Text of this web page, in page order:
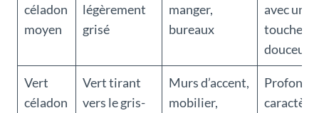
céladon
moyen
légèrement
grisé
manger,
bureaux
avec une
touche de
douceur
Vert
céladon
Vert tirant
vers le gris-
Murs d’accent,
mobilier,
caractère